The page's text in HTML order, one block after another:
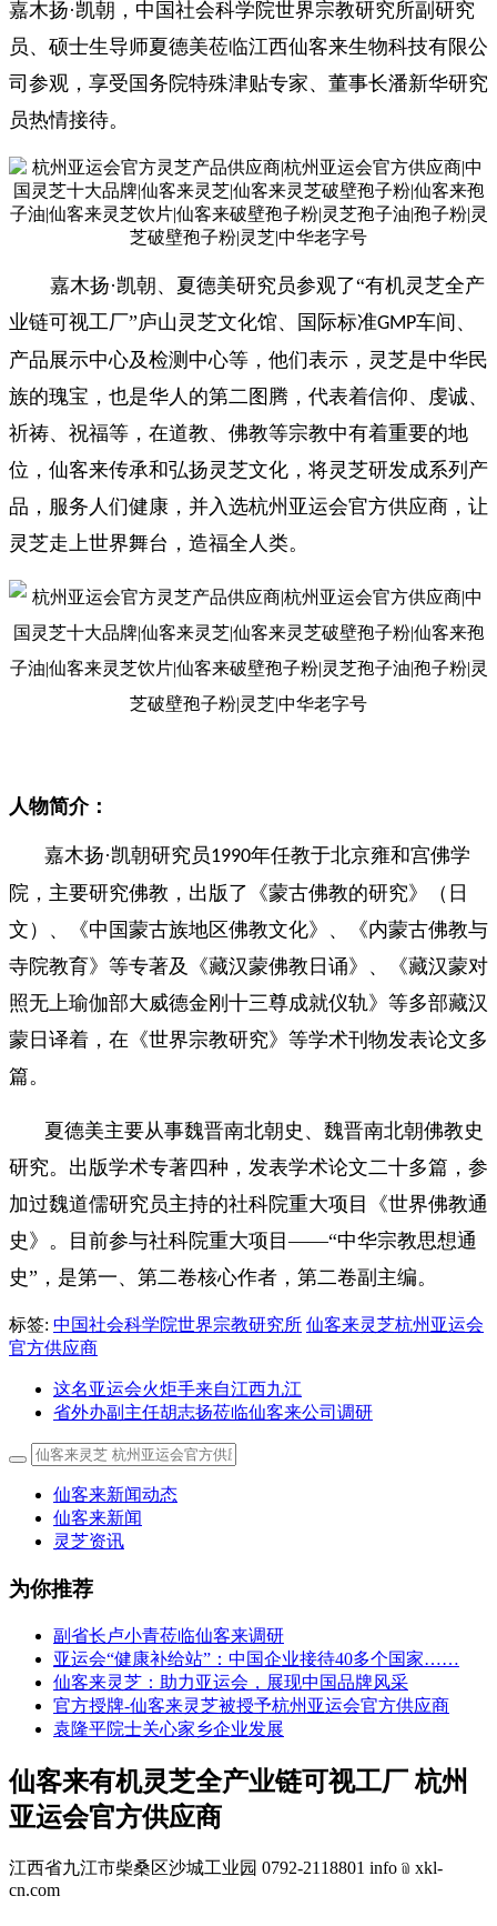
嘉木扬·凯朝，中国社会科学院世界宗教研究所副研究
员、硕士生导师夏德美莅临江西仙客来生物科技有限公
司参观，享受国务院特殊津贴专家、董事长潘新华研究
员热情接待。
嘉木扬·凯朝、夏德美研究员参观了“有机灵芝全产
业链可视工厂”庐山灵芝文化馆、国际标准GMP车间、
产品展示中心及检测中心等， 他们表示，灵芝是中华民
族的瑰宝，也是华人的第二图腾，代表着信仰、虔诚、
祈祷、祝福等，在道教、佛教等宗教中有着重要的地
位，仙客来传承和弘扬灵芝文化，将灵芝研发成系列产
品，服务人们健康，并入选杭州亚运会官方供应商，让
灵芝走上世界舞台，造福全人类。
人物简介：
嘉木扬·凯朝研究员1990年任教于北京雍和宫佛学
院，主要研究佛教，出版了《蒙古佛教的研究》（日
文）、《中国蒙古族地区佛教文化》、《内蒙古佛教与
寺院教育》等专著及《藏汉蒙佛教日诵》、《藏汉蒙对
照无上瑜伽部大威德金刚十三尊成就仪轨》等多部藏汉
蒙日译着，在《世界宗教研究》等学术刊物发表论文多
篇。
夏德美主要从事魏晋南北朝史、魏晋南北朝佛教史
研究。出版学术专著四种，发表学术论文二十多篇，参
加过魏道儒研究员主持的社科院重大项目《世界佛教通
史》。目前参与社科院重大项目——“中华宗教思想通
史”，是第一、第二卷核心作者，第二卷副主编。
标签: 中国社会科学院世界宗教研究所 仙客来灵芝杭州亚运会
官方供应商
这名亚运会火炬手来自江西九江
省外办副主任胡志扬莅临仙客来公司调研
仙客来新闻动态
仙客来新闻
灵芝资讯
为你推荐
副省长卢小青莅临仙客来调研
亚运会“健康补给站”：中国企业接待40多个国家……
仙客来灵芝：助力亚运会，展现中国品牌风采
官方授牌-仙客来灵芝被授予杭州亚运会官方供应商
袁隆平院士关心家乡企业发展
仙客来有机灵芝全产业链可视工厂 杭州
亚运会官方供应商
江西省九江市柴桑区沙城工业园 0792-2118801 info﹫xkl-
cn.com